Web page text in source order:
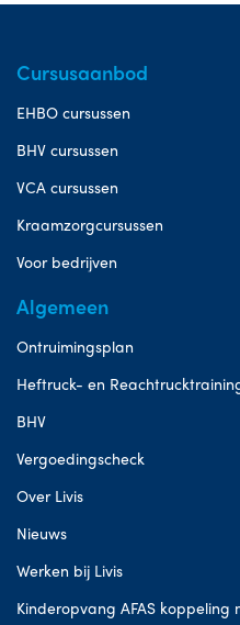
Cursusaanbod
EHBO cursussen
BHV cursussen
VCA cursussen
Kraamzorgcursussen
Voor bedrijven
Algemeen
Ontruimingsplan
Heftruck- en
BHV
Vergoedingscheck
Over Livis
Nieuws
Werken bij Livis
Kinderopvang AFAS koppeling